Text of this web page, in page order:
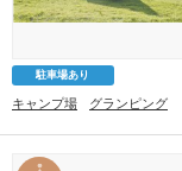
駐車場あり
キャンプ場 グランピング